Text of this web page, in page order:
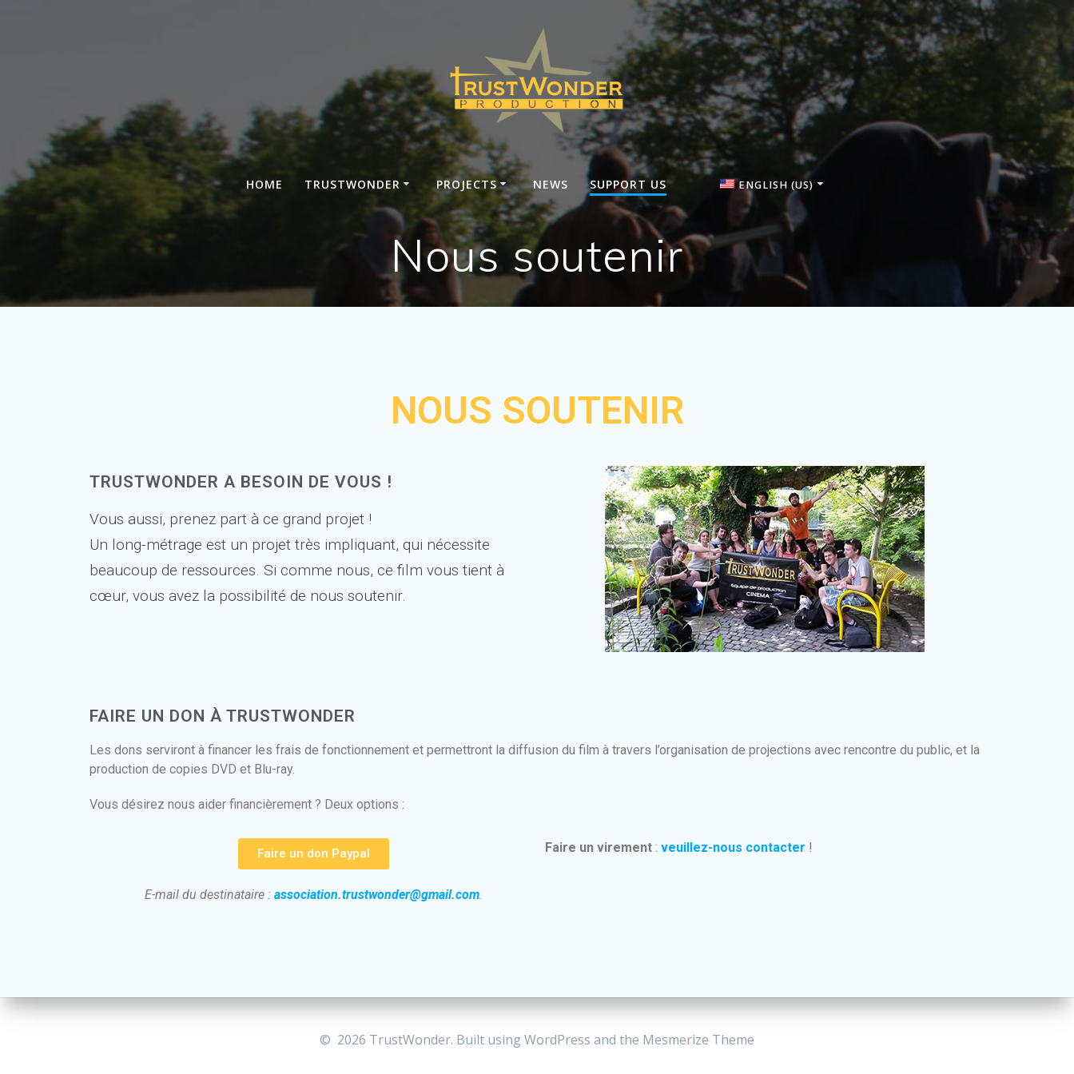
HOME TRUSTWONDER PROJECTS NEWS SUPPORT US ENGLISH (US)
Français
Deutsch
Nous soutenir
NOUS SOUTENIR
TRUSTWONDER A BESOIN DE VOUS !
Vous aussi, prenez part à ce grand projet !
Un long-métrage est un projet très impliquant, qui nécessite
beaucoup de ressources. Si comme nous, ce film vous tient à
cœur, vous avez la possibilité de nous soutenir.
FAIRE UN DON À TRUSTWONDER
Les dons serviront à financer les frais de fonctionnement et permettront la diffusion du film à travers l’organisation de projections avec rencontre du public, et la
production de copies DVD et Blu-ray.
Vous désirez nous aider financièrement ? Deux options :
Faire un don Paypal
E-mail du destinataire : association.trustwonder@gmail.com.
Faire un virement : veuillez-nous contacter !
© 2026 TrustWonder. Built using WordPress and the Mesmerize Theme